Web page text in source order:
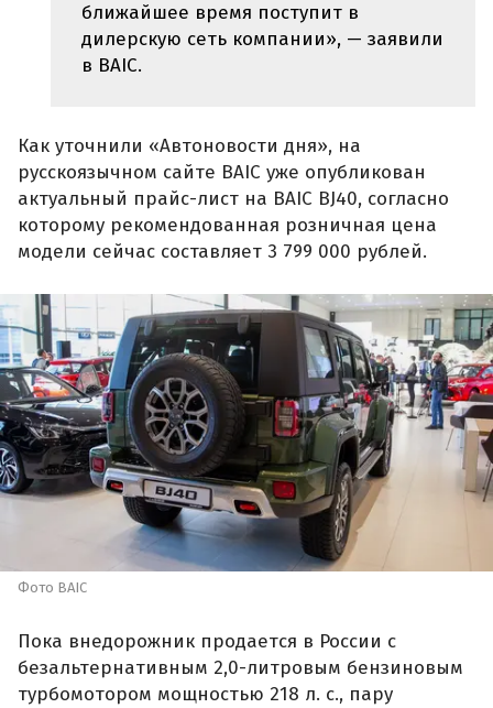
ближайшее время поступит в
дилерскую сеть компании», — заявили
в BAIC.
Как уточнили «Автоновости дня», на
русскоязычном сайте BAIC уже опубликован
актуальный прайс-лист на BAIC BJ40, согласно
которому рекомендованная розничная цена
модели сейчас составляет 3 799 000 рублей.
Фото BAIC
Пока внедорожник продается в России с
безальтернативным 2,0-литровым бензиновым
турбомотором мощностью 218 л. с., пару